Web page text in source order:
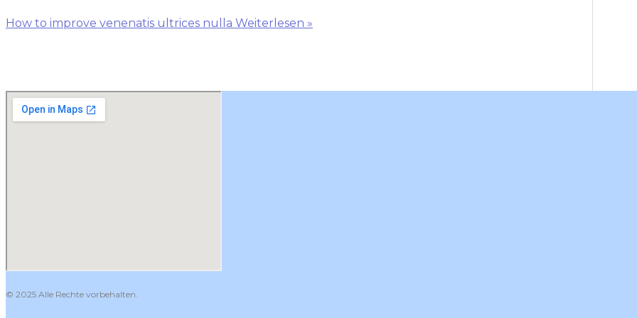
How to improve venenatis ultrices nulla Weiterlesen »
© 2025 Alle Rechte vorbehalten.